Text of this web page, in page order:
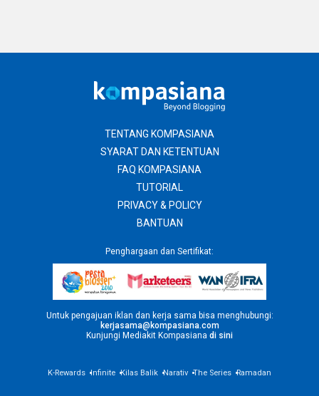
TENTANG KOMPASIANA
SYARAT DAN KETENTUAN
FAQ KOMPASIANA
TUTORIAL
PRIVACY & POLICY
BANTUAN
Penghargaan dan Sertifikat:
Untuk pengajuan iklan dan kerja sama bisa menghubungi:
kerjasama@kompasiana.com
Kunjungi Mediakit Kompasiana di sini
K-Rewards Infinite Kilas Balik Narativ The Series Ramadan